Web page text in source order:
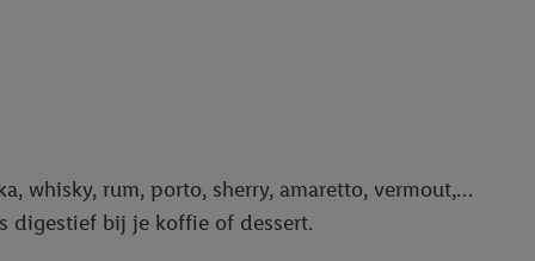
whisky, rum, porto, sherry, amaretto, vermout,…
digestief bij je koffie of dessert.